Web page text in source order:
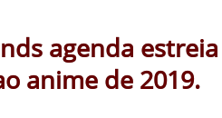
agenda estreia
anime de 2019.